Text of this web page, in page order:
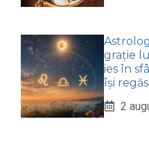
grație
ies în
își
2